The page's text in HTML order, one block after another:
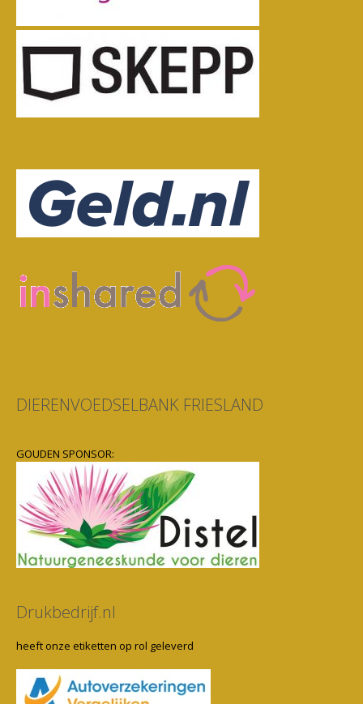
DIERENVOEDSELBANK FRIESLAND
GOUDEN SPONSOR:
Drukbedrijf.nl
heeft onze etiketten op rol geleverd